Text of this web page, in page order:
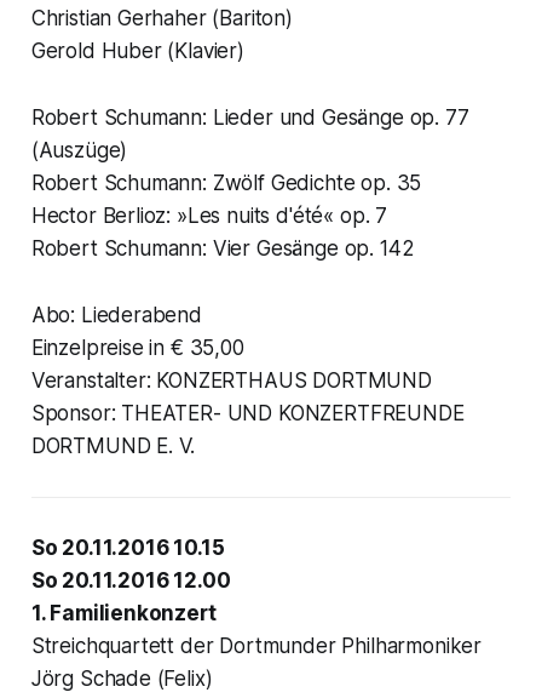
Christian Gerhaher (Bariton)
Gerold Huber (Klavier)
Robert Schumann: Lieder und Gesänge op. 77
(Auszüge)
Robert Schumann: Zwölf Gedichte op. 35
Hector Berlioz: »Les nuits d'été« op. 7
Robert Schumann: Vier Gesänge op. 142
Abo: Liederabend
Einzelpreise in € 35,00
Veranstalter: KONZERTHAUS DORTMUND
Sponsor: THEATER- UND KONZERTFREUNDE
DORTMUND E. V.
So 20.11.2016 10.15
So 20.11.2016 12.00
1. Familienkonzert
Streichquartett der Dortmunder Philharmoniker
Jörg Schade (Felix)